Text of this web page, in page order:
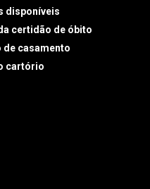
disponíveis
certidão de óbito
de casamento
cartório